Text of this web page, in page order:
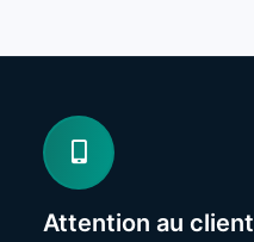
Attention au client